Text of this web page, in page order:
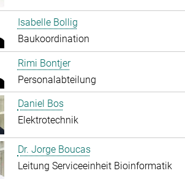
Isabelle Bollig
Baukoordination
Rimi Bontjer
Personalabteilung
Daniel Bos
Elektrotechnik
Dr. Jorge Boucas
Leitung Serviceeinheit Bioinformatik